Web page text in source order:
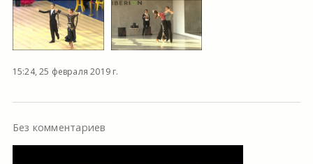
15:24, 25 февраля 2019 г.
Без комментариев